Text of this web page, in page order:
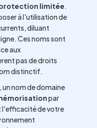
limitée.
à l'utilisation de
diluant
Ces noms sont
aux
pas de droits
distinctif.
nom de domaine
par
l'efficacité de votre